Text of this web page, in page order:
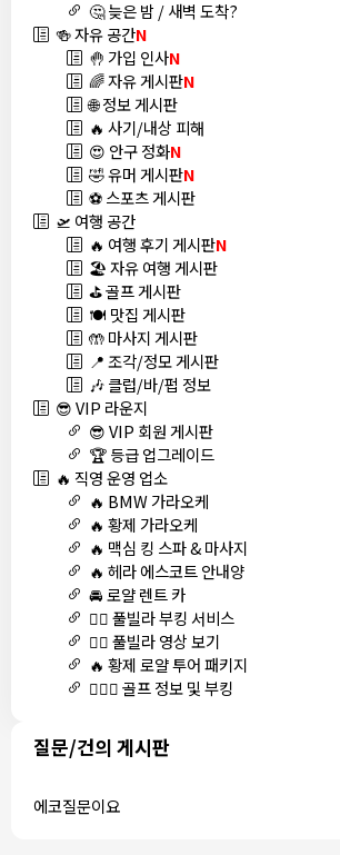
🤔 늦은 밤 / 새벽 도착?
🍻 자유 공간N
🤚 가입 인사N
🌈 자유 게시판N
🌐 정보 게시판
🔥 사기/내상 피해
😍 안구 정화N
🤣 유머 게시판N
⚽ 스포츠 게시판
🛫 여행 공간
🔥 여행 후기 게시판N
🏖️ 자유 여행 게시판
⛳ 골프 게시판
🍽️ 맛집 게시판
🤲 마사지 게시판
📍 조각/정모 게시판
🎶 클럽/바/펍 정보
😎 VIP 라운지
😎 VIP 회원 게시판
🏆 등급 업그레이드
🔥 직영 운영 업소
🔥 BMW 가라오케
🔥 황제 가라오케
🔥 맥심 킹 스파 & 마사지
🔥 헤라 에스코트 안내양
🚘 로얄 렌트 카
🏊‍♀️ 풀빌라 부킹 서비스
🏊‍♀️ 풀빌라 영상 보기
🔥 황제 로얄 투어 패키지
🏌🏻‍♂️ 골프 정보 및 부킹
질문/건의 게시판
에코질문이요